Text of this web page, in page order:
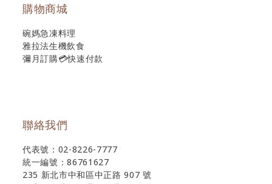
購物商城
碗媽急凍料理
雅拉法生機飲食
彌月訂購💳快速付款
聯絡我們
代表號：02-8226-7777
統一編號：86761627
235 新北市中和區中正路 907 號